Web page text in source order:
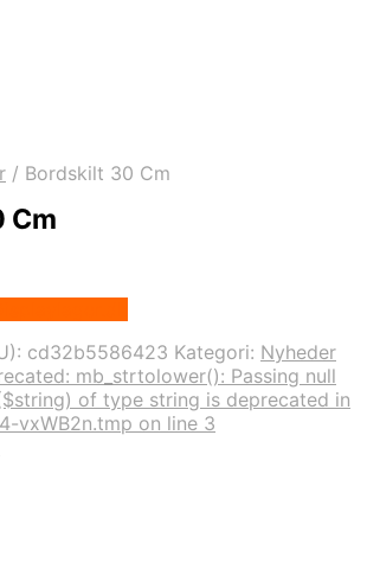
/ Bordskilt 30 Cm
Cm
cd32b5586423 Kategori: Nyheder
mb_strtolower(): Passing null
of type string is deprecated in
vxWB2n.tmp on line 3